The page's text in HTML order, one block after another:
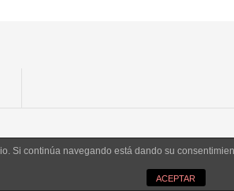
Si continúa navegando está dando su
ACEPTAR